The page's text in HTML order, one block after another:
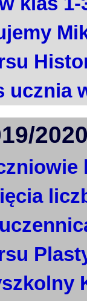
ucznia
2020